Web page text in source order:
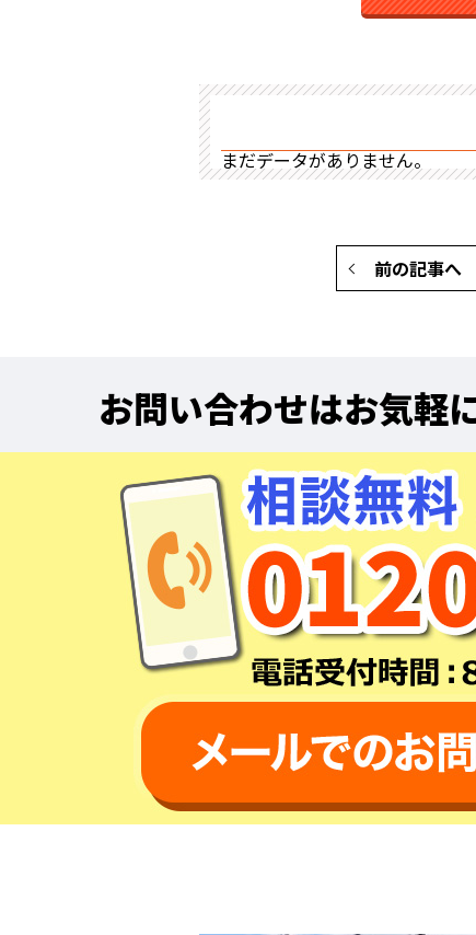
まだデータがありません。
前の記事へ
お問い合わせはお気軽